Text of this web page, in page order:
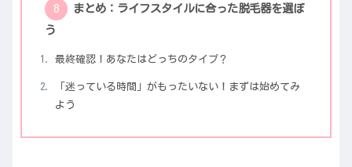
まとめ：ライフスタイルに合った脱毛器を選ぼ
う
最終確認！あなたはどっちのタイプ？
「迷っている時間」がもったいない！まずは始めてみ
よう